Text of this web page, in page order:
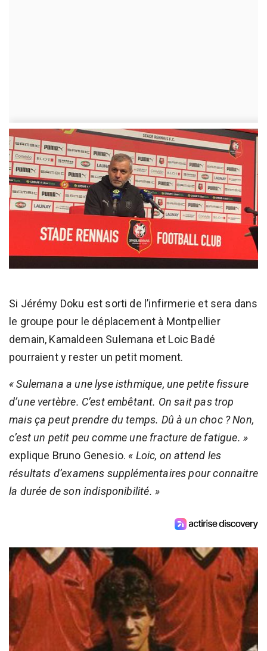
Si Jérémy Doku est sorti de l’infirmerie et sera dans
le groupe pour le déplacement à Montpellier
demain, Kamaldeen Sulemana et Loic Badé
pourraient y rester un petit moment.
« Sulemana a une lyse isthmique, une petite fissure
d’une vertèbre. C’est embêtant. On sait pas trop
mais ça peut prendre du temps. Dû à un choc ? Non,
c’est un petit peu comme une fracture de fatigue. »
explique Bruno Genesio. « Loic, on attend les
résultats d’examens supplémentaires pour connaitre
la durée de son indisponibilité. »